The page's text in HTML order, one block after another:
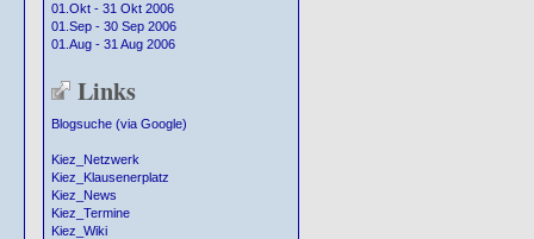
01.Okt - 31 Okt 2006
01.Sep - 30 Sep 2006
01.Aug - 31 Aug 2006
Links
Blogsuche (via Google)
Kiez_Netzwerk
Kiez_Klausenerplatz
Kiez_News
Kiez_Termine
Kiez_Wiki